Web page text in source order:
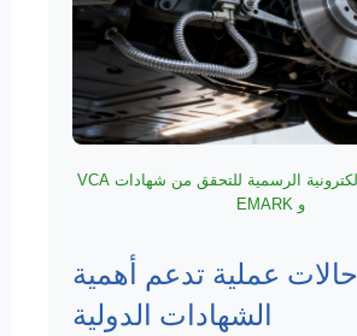
واجهة المنصة الإلكترونية الرسمية للتحقق من شهادات VCA
و EMARK
حالات عملية تدعم أهمية
الشهادات الدولية